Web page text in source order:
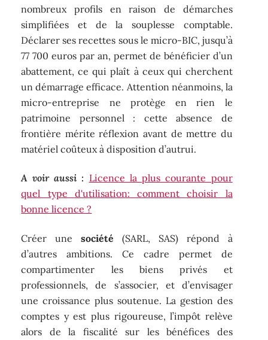
nombreux profils en raison de démarches
simplifiées et de la souplesse comptable.
Déclarer ses recettes sous le micro-BIC, jusqu’à
77 700 euros par an, permet de bénéficier d’un
abattement, ce qui plaît à ceux qui cherchent
un démarrage efficace. Attention néanmoins, la
micro-entreprise ne protège en rien le
patrimoine personnel : cette absence de
frontière mérite réflexion avant de mettre du
matériel coûteux à disposition d’autrui.
A voir aussi : Licence la plus courante pour
quel type d'utilisation: comment choisir la
bonne licence ?
Créer unesociété (SARL, SAS) répond à
d’autres ambitions. Ce cadre permet de
compartimenter les biens privés et
professionnels, de s’associer, et d’envisager
une croissance plus soutenue. La gestion des
comptes y est plus rigoureuse, l’impôt relève
alors de la fiscalité sur les bénéfices des